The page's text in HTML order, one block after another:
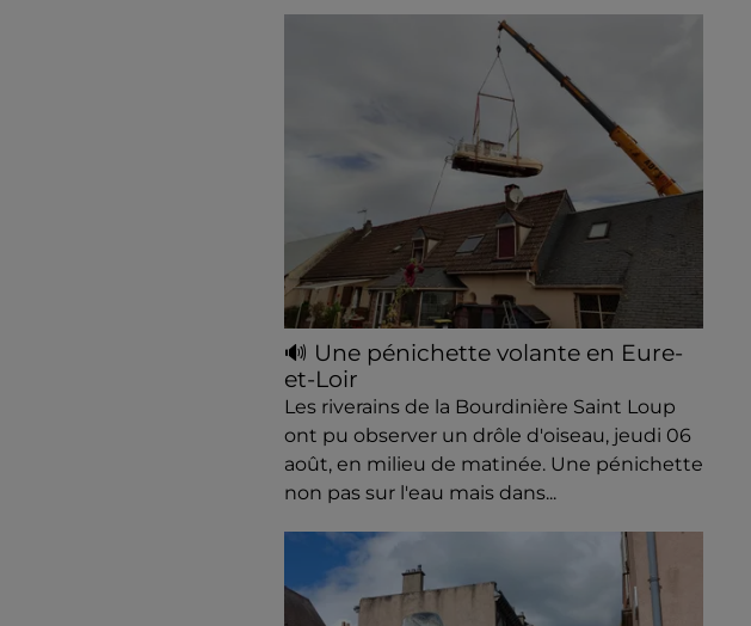
🔊 Une pénichette volante en Eure-
et-Loir
Les riverains de la Bourdinière Saint Loup
ont pu observer un drôle d'oiseau, jeudi 06
août, en milieu de matinée. Une pénichette
non pas sur l'eau mais dans...